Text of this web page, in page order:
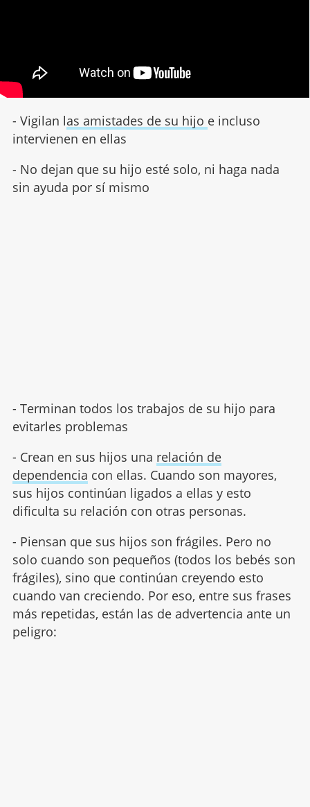
- Vigilan las amistades de su hijo e incluso
intervienen en ellas
- No dejan que su hijo esté solo, ni haga nada
sin ayuda por sí mismo
- Terminan todos los trabajos de su hijo para
evitarles problemas
- Crean en sus hijos una relación de
dependencia con ellas. Cuando son mayores,
sus hijos continúan ligados a ellas y esto
dificulta su relación con otras personas.
- Piensan que sus hijos son frágiles. Pero no
solo cuando son pequeños (todos los bebés son
frágiles), sino que continúan creyendo esto
cuando van creciendo. Por eso, entre sus frases
más repetidas, están las de advertencia ante un
peligro: